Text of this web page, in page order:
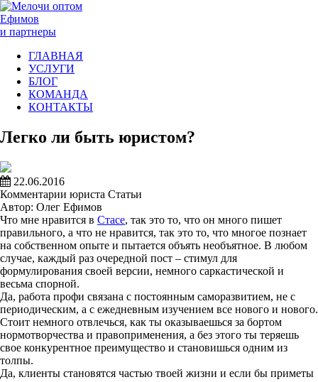
Ефимов
и партнеры
ГЛАВНАЯ
УСЛУГИ
БЛОГ
КОМАНДА
КОНТАКТЫ
Легко ли быть юристом?
22.06.2016
Комментарии юриста Статьи
Автор: Олег Ефимов
Что мне нравится в Стасе, так это то, что он много пишет
правильного, а что не нравится, так это то, что многое познает
на собственном опыте и пытается объять необъятное. В любом
случае, каждый раз очередной пост – стимул для
формулирования своей версии, немного саркастической и
весьма спорной.
Да, работа профи связана с постоянным саморазвитием, не с
периодическим, а с ежедневным изучением все нового и нового.
Стоит немного отвлечься, как ты оказываешься за бортом
нормотворчества и правоприменения, а без этого ты теряешь
свое конкурентное преимущество и становишься одним из
толпы.
Да, клиенты становятся частью твоей жизни и если бы приметы